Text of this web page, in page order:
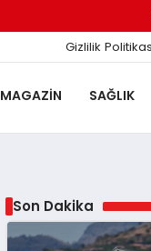
Gizlilik
MAGAZIN SAĞLIK
Son Dakika